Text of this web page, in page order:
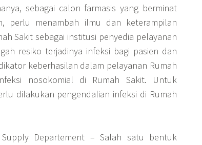
sebagai calon farmasis yang berminat
perlu menambah ilmu dan keterampilan
Sakit sebagai institusi penyedia pelayanan
resiko terjadinya infeksi bagi pasien dan
keberhasilan dalam pelayanan Rumah
nosokomial di Rumah Sakit. Untuk
dilakukan pengendalian infeksi di Rumah
Departement – Salah satu bentuk